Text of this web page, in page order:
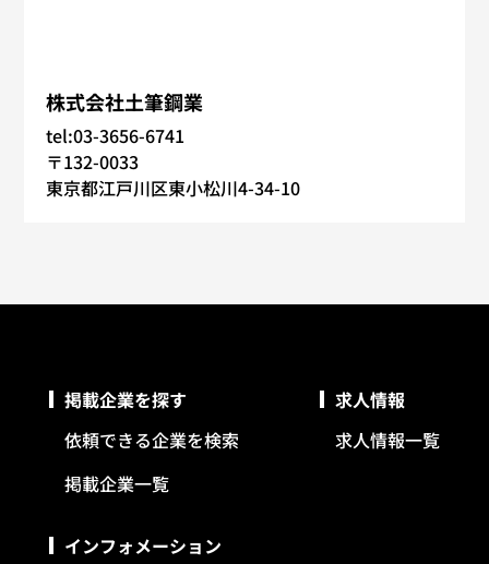
株式会社土筆鋼業
tel:03-3656-6741
〒132-0033
東京都江戸川区東小松川4-34-10
掲載企業を探す
依頼できる企業を検索
掲載企業一覧
求人情報
求人情報一覧
インフォメーション